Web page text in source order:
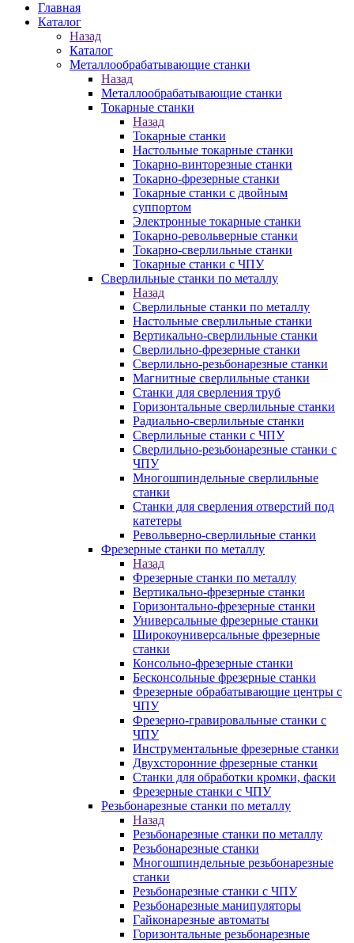
Главная
Каталог
Назад
Каталог
Металлообрабатывающие станки
Назад
Металлообрабатывающие станки
Токарные станки
Назад
Токарные станки
Настольные токарные станки
Токарно-винторезные станки
Токарно-фрезерные станки
Токарные станки с двойным
суппортом
Электронные токарные станки
Токарно-револьверные станки
Токарно-сверлильные станки
Токарные станки с ЧПУ
Сверлильные станки по металлу
Назад
Сверлильные станки по металлу
Настольные сверлильные станки
Вертикально-сверлильные станки
Сверлильно-фрезерные станки
Сверлильно-резьбонарезные станки
Магнитные сверлильные станки
Станки для сверления труб
Горизонтальные сверлильные станки
Радиально-сверлильные станки
Сверлильные станки с ЧПУ
Сверлильно-резьбонарезные станки с
ЧПУ
Многошпиндельные сверлильные
станки
Станки для сверления отверстий под
катетеры
Револьверно-сверлильные станки
Фрезерные станки по металлу
Назад
Фрезерные станки по металлу
Вертикально-фрезерные станки
Горизонтально-фрезерные станки
Универсальные фрезерные станки
Широкоуниверсальные фрезерные
станки
Консольно-фрезерные станки
Бесконсольные фрезерные станки
Фрезерные обрабатывающие центры с
ЧПУ
Фрезерно-гравировальные станки с
ЧПУ
Инструментальные фрезерные станки
Двухсторонние фрезерные станки
Станки для обработки кромки, фаски
Фрезерные станки с ЧПУ
Резьбонарезные станки по металлу
Назад
Резьбонарезные станки по металлу
Резьбонарезные станки
Многошпиндельные резьбонарезные
станки
Резьбонарезные станки с ЧПУ
Резьбонарезные манипуляторы
Гайконарезные автоматы
Горизонтальные резьбонарезные